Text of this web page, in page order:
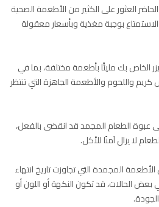
العثور على الكثير من الأطعمة الصحية
بوجبة مغذية وبأسعار معقولة
الخاص بك مليئًا بأطعمة مختلفة، بما في
واللحوم والأطعمة الجاهزة التي تنتظر
عبوة الطعام المجمد قد انقضى بالفعل،
لا يزال آمنًا للأكل.
المجمدة التي تجاوزت تاريخ انتهاء
الحالات، قد تكون النكهة أو اللون أو